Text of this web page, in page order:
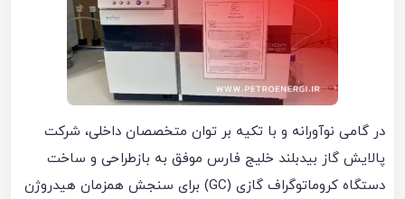
در گامی نوآورانه و با تکیه بر توان متخصصان داخلی، شرکت
پالایش گاز بیدبلند خلیج فارس موفق به بازطراحی و ساخت
دستگاه کروماتوگراف گازی (GC) برای سنجش همزمان هیدروژن